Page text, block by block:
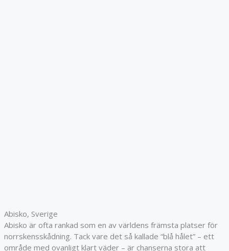
Abisko, Sverige
Abisko är ofta rankad som en av världens främsta platser för
norrskensskådning. Tack vare det så kallade “blå hålet” – ett
område med ovanligt klart väder – är chanserna stora att